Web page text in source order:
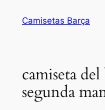
Camisetas Barça
camiseta
segunda